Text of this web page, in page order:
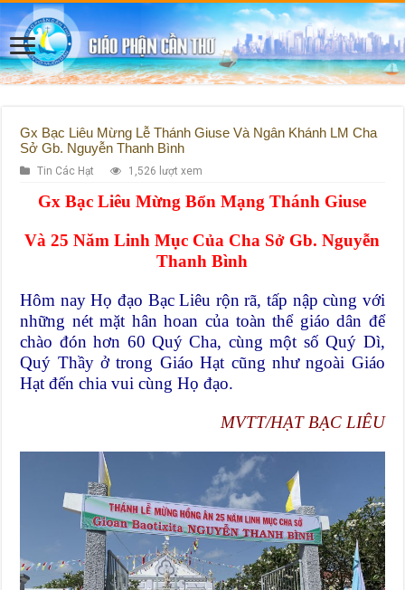
Gx Bạc Liêu Mừng Lễ Thánh Giuse Và Ngân Khánh LM Cha
Sở Gb. Nguyễn Thanh Bình
Tin Các Hạt 1,526 lượt xem
Gx Bạc Liêu Mừng Bổn Mạng Thánh Giuse
Và 25 Năm Linh Mục Của Cha Sở Gb. Nguyễn
Thanh Bình
Hôm nay Họ đạo Bạc Liêu rộn rã, tấp nập cùng với
những nét mặt hân hoan của toàn thể giáo dân để
chào đón hơn 60 Quý Cha, cùng một số Quý Dì,
Quý Thầy ở trong Giáo Hạt cũng như ngoài Giáo
Hạt đến chia vui cùng Họ đạo.
MVTT/HẠT BẠC LIÊU